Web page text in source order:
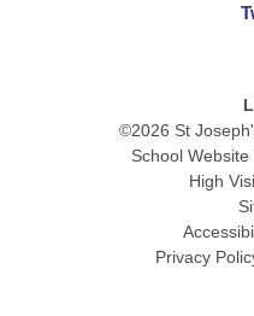
©2026 St
School Website
High
Privacy